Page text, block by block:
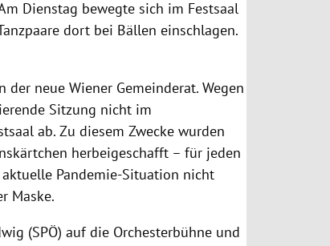
Dienstag bewegte sich im Festsaal
dort bei Bällen einschlagen.
neue Wiener Gemeinderat. Wegen
Sitzung nicht im
ab. Zu diesem Zwecke wurden
herbeigeschafft – für jeden
Pandemie-Situation nicht
Maske.
(SPÖ) auf die Orchesterbühne und